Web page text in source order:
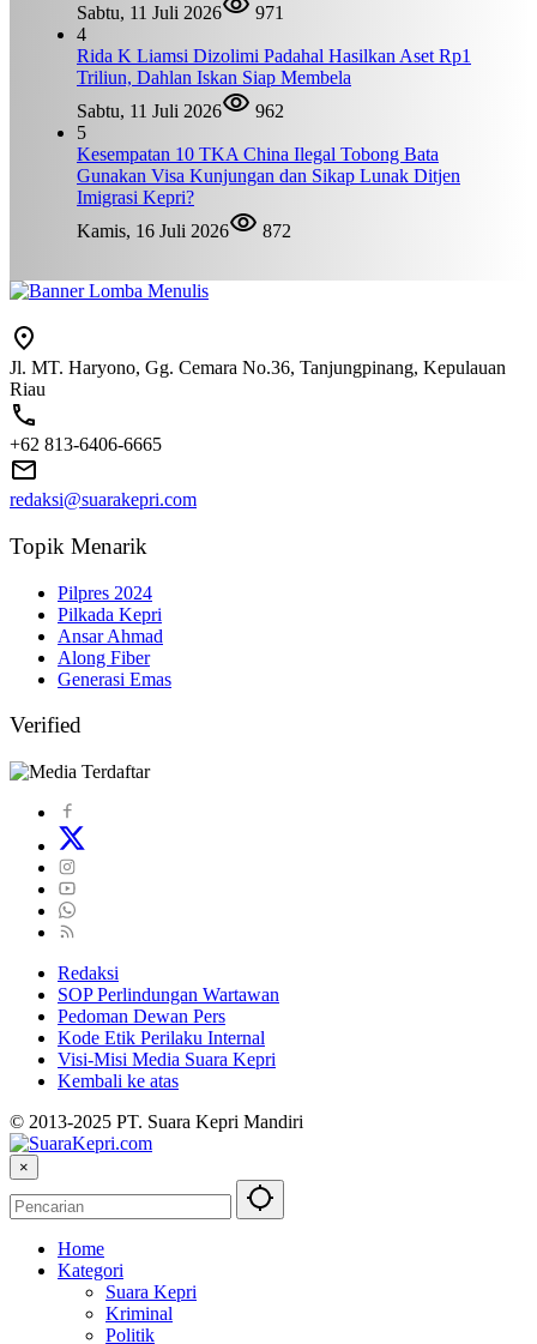
Sabtu, 11 Juli 2026
971
4
Rida K Liamsi Dizolimi Padahal Hasilkan Aset Rp1
Triliun, Dahlan Iskan Siap Membela
Sabtu, 11 Juli 2026
962
5
Kesempatan 10 TKA China Ilegal Tobong Bata
Gunakan Visa Kunjungan dan Sikap Lunak Ditjen
Imigrasi Kepri?
Kamis, 16 Juli 2026
872
Jl. MT. Haryono, Gg. Cemara No.36, Tanjungpinang, Kepulauan
Riau
+62 813-6406-6665
redaksi@suarakepri.com
Topik Menarik
Pilpres 2024
Pilkada Kepri
Ansar Ahmad
Along Fiber
Generasi Emas
Verified
Redaksi
SOP Perlindungan Wartawan
Pedoman Dewan Pers
Kode Etik Perilaku Internal
Visi-Misi Media Suara Kepri
Kembali ke atas
© 2013-2025 PT. Suara Kepri Mandiri
×
Home
Kategori
Suara Kepri
Kriminal
Politik